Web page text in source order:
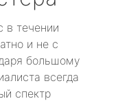
в течении
и не с
большому
всегда
спектр